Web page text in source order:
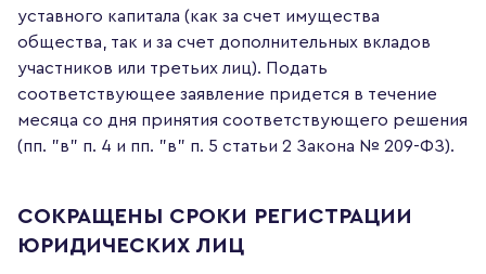
уставного капитала (как за счет имущества
общества, так и за счет дополнительных вкладов
участников или третьих лиц). Подать
соответствующее заявление придется в течение
месяца со дня принятия соответствующего решения
(пп. "в" п. 4 и пп. "в" п. 5 статьи 2 Закона № 209-ФЗ).
СОКРАЩЕНЫ СРОКИ РЕГИСТРАЦИИ
ЮРИДИЧЕСКИХ ЛИЦ